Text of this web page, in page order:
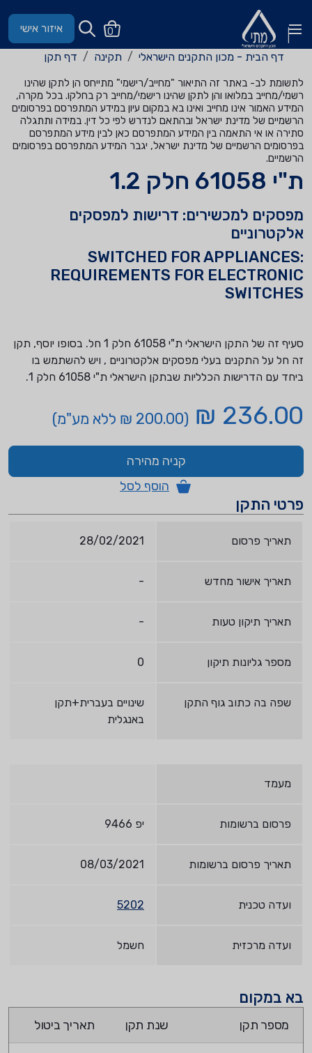
0 איזור אישי
דף הבית - מכון התקנים הישראלי תקינה דף תקן
לתשומת לב- באתר זה התיאור "מחייב/רישמי" מתייחס הן לתקן שהינו
רשמי/מחייב במלואו והן לתקן שהינו רישמי/מחייב רק בחלקו. בכל מקרה,
המידע האמור אינו מחייב ואינו בא במקום עיון במידע המתפרסם בפרסומים
הרשמיים של מדינת ישראל ובהתאם לנדרש לפי כל דין. במידה ותתגלה
סתירה או אי התאמה בין המידע המתפרסם כאן לבין מידע המתפרסם
בפרסומים הרשמיים של מדינת ישראל, יגבר המידע המתפרסם בפרסומים
הרשמיים.
ת"י 61058 חלק 1.2
מפסקים למכשירים: דרישות למפסקים
אלקטרוניים
SWITCHED FOR APPLIANCES:
REQUIREMENTS FOR ELECTRONIC
SWITCHES
סעיף זה של התקן הישראלי ת"י 61058 חלק 1 חל. בסופו יוסף, תקן
זה חל על התקנים בעלי מפסקים אלקטרוניים , ויש להשתמש בו
ביחד עם הדרישות הכלליות שבתקן הישראלי ת"י 61058 חלק 1.
236.00 ₪ (200.00 ₪ ללא מע"מ)
קניה מהירה
הוסף לסל
פרטי התקן
תאריך פרסום 28/02/2021
תאריך אישור מחדש -
תאריך תיקון טעות -
מספר גליונות תיקון 0
שפה בה כתוב גוף התקן
שינויים בעברית+תקן
באנגלית
מעמד
פרסום ברשומות יפ 9466
תאריך פרסום ברשומות 08/03/2021
ועדה טכנית 5202
ועדה מרכזית חשמל
בא במקום
מספר תקן שנת תקן תאריך ביטול